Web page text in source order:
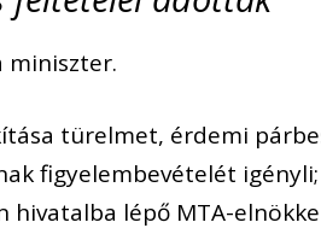
miniszter.
türelmet, érdemi
figyelembevételét
hivatalba lépő MTA-